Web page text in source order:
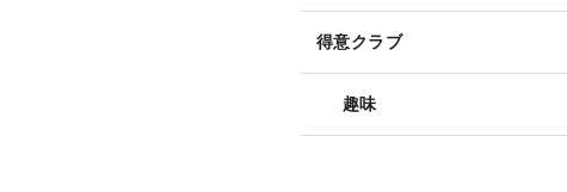
得意クラブ
趣味